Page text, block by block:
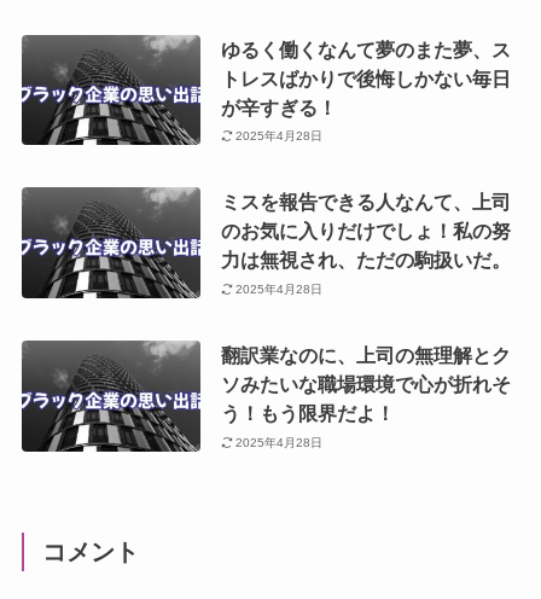
ゆるく働くなんて夢のまた夢、ス
トレスばかりで後悔しかない毎日
が辛すぎる！
2025年4月28日
ミスを報告できる人なんて、上司
のお気に入りだけでしょ！私の努
力は無視され、ただの駒扱いだ。
2025年4月28日
翻訳業なのに、上司の無理解とク
ソみたいな職場環境で心が折れそ
う！もう限界だよ！
2025年4月28日
コメント